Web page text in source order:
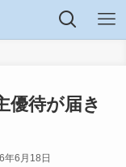
優待が届き
年6月18日